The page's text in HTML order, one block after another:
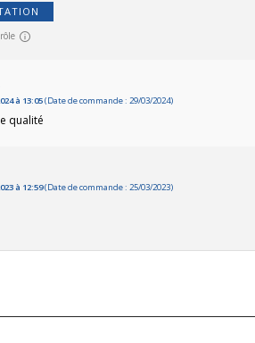
à 13:05(Date de commande : 29/03/2024)
qualité
à 12:59(Date de commande : 25/03/2023)